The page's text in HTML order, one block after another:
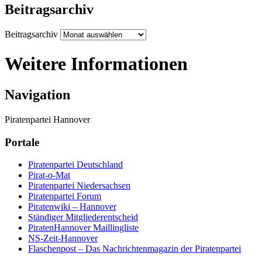
Beitragsarchiv
Beitragsarchiv
Weitere Informationen
Navigation
Piratenpartei Hannover
Portale
Piratenpartei Deutschland
Pirat-o-Mat
Piratenpartei Niedersachsen
Piratenpartei Forum
Piratenwiki – Hannover
Ständiger Mitgliederentscheid
PiratenHannover Maillingliste
NS-Zeit-Hannover
Flaschenpost – Das Nachrichtenmagazin der Piratenpartei